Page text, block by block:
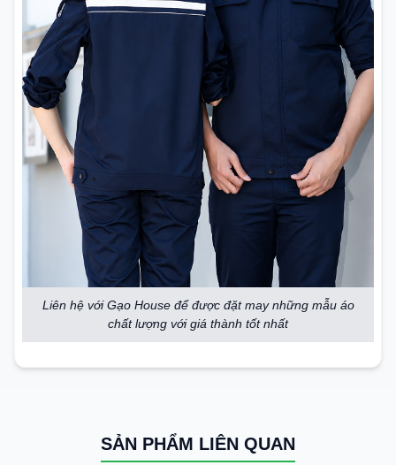
Liên hệ với Gạo House để được đặt may những mẫu áo
chất lượng với giá thành tốt nhất
SẢN PHẨM LIÊN QUAN